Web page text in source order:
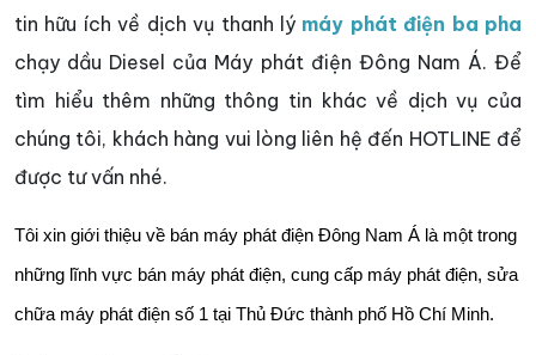
tin hữu ích về dịch vụ thanh lý máy phát điện ba pha
chạy dầu Diesel của Máy phát điện Đông Nam Á. Để
tìm hiểu thêm những thông tin khác về dịch vụ của
chúng tôi, khách hàng vui lòng liên hệ đến HOTLINE để
được tư vấn nhé.
Tôi xin giới thiệu về bán máy phát điện Đông Nam Á là một trong
những lĩnh vực bán máy phát điện, cung cấp máy phát điện, sửa
chữa máy phát điện số 1 tại Thủ Đức thành phố Hồ Chí Minh.